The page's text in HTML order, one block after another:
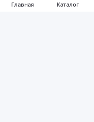
Главная Каталог